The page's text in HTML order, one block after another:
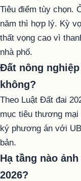
Tiêu điểm tùy chọn.
năm thì hợp lý. Kỳ
thất vọng cao vì
nhà phố.
Đất nông
không?
Theo Luật Đất đai
mục tiêu thương mại
ký phương án với
bản.
Hạ tầng nào
2026?